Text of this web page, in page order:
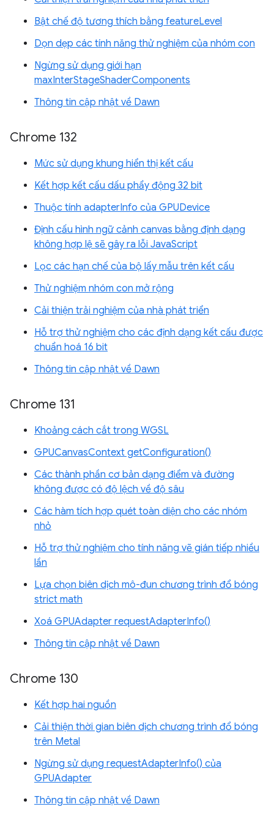
Bật chế độ tương thích bằng featureLevel
Dọn dẹp các tính năng thử nghiệm của nhóm con
Ngừng sử dụng giới hạn
maxInterStageShaderComponents
Thông tin cập nhật về Dawn
Chrome 132
Mức sử dụng khung hiển thị kết cấu
Kết hợp kết cấu dấu phẩy động 32 bit
Thuộc tính adapterInfo của GPUDevice
Định cấu hình ngữ cảnh canvas bằng định dạng
không hợp lệ sẽ gây ra lỗi JavaScript
Lọc các hạn chế của bộ lấy mẫu trên kết cấu
Thử nghiệm nhóm con mở rộng
Cải thiện trải nghiệm của nhà phát triển
Hỗ trợ thử nghiệm cho các định dạng kết cấu được
chuẩn hoá 16 bit
Thông tin cập nhật về Dawn
Chrome 131
Khoảng cách cắt trong WGSL
GPUCanvasContext getConfiguration()
Các thành phần cơ bản dạng điểm và đường
không được có độ lệch về độ sâu
Các hàm tích hợp quét toàn diện cho các nhóm
nhỏ
Hỗ trợ thử nghiệm cho tính năng vẽ gián tiếp nhiều
lần
Lựa chọn biên dịch mô-đun chương trình đổ bóng
strict math
Xoá GPUAdapter requestAdapterInfo()
Thông tin cập nhật về Dawn
Chrome 130
Kết hợp hai nguồn
Cải thiện thời gian biên dịch chương trình đổ bóng
trên Metal
Ngừng sử dụng requestAdapterInfo() của
GPUAdapter
Thông tin cập nhật về Dawn